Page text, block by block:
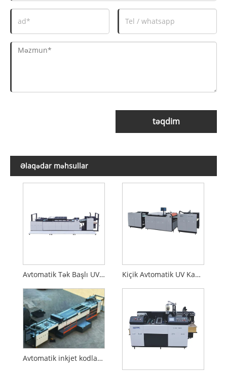
təqdim
Əlaqədar məhsullar
Avtomatik Tək Başlı UV Kaplama Maşını Kiçik Avtomatik UV Kaplama Maşını
Avtomatik inkjet kodlaşdırma maşını